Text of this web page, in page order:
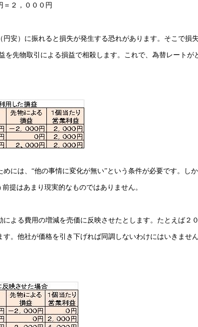
＝２，０００円
円安）に振れると損失が発生する恐れがあります。そこで損
を先物取引による損益で相殺します。これで、為替レート
めには、“他の事情に変化が無い”という条件が必要です。し
提はあまり現実的なものではありません。
による費用の増減を売価に反映させたとします。たとえば２
す。他社が価格を引き下げれば同調しないわけにはいきませ